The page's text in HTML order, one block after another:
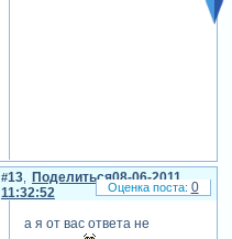
Поделиться
13
08-06-2011
11:32:52
а я от вас ответа не
0